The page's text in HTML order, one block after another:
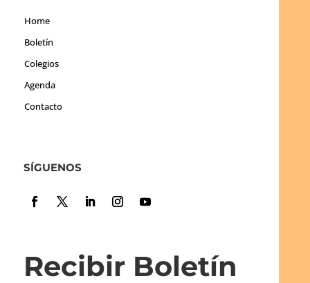
Home
Boletín
Colegios
Agenda
Contacto
SÍGUENOS
Recibir Boletín